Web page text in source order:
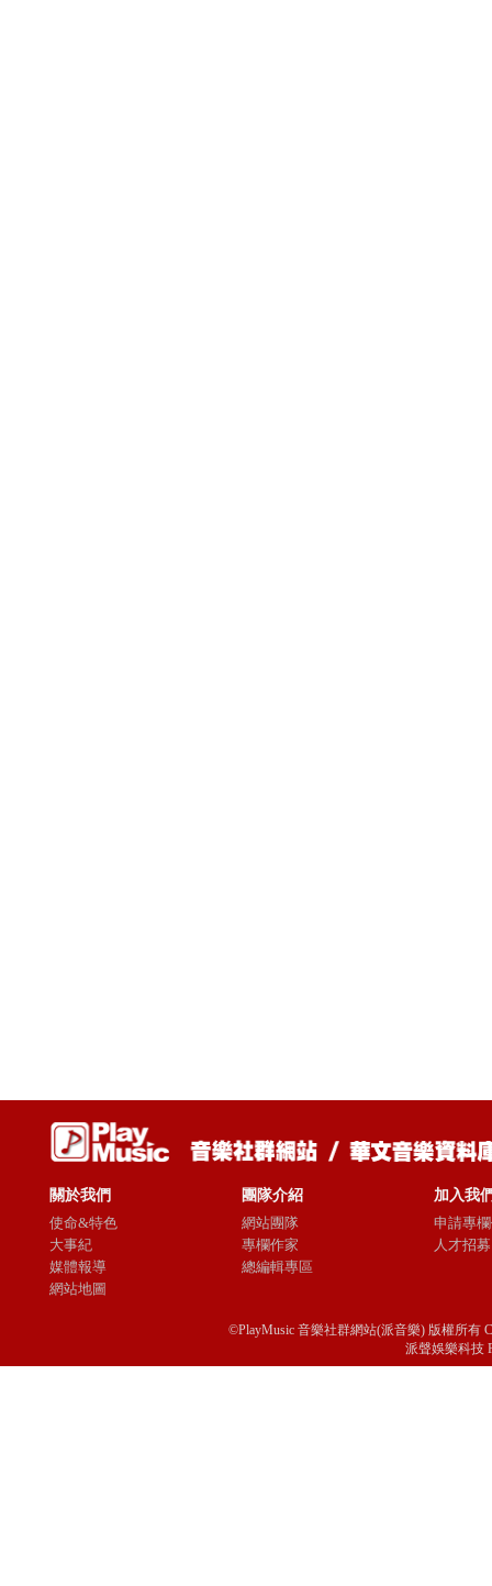
關於我們
使命&特色
大事紀
媒體報導
網站地圖
團隊介紹
網站團隊
專欄作家
總編輯專區
加入我
申請專
人才招募
©PlayMusic 音樂社群網站(派音樂) 版權所有
派聲娛樂科技